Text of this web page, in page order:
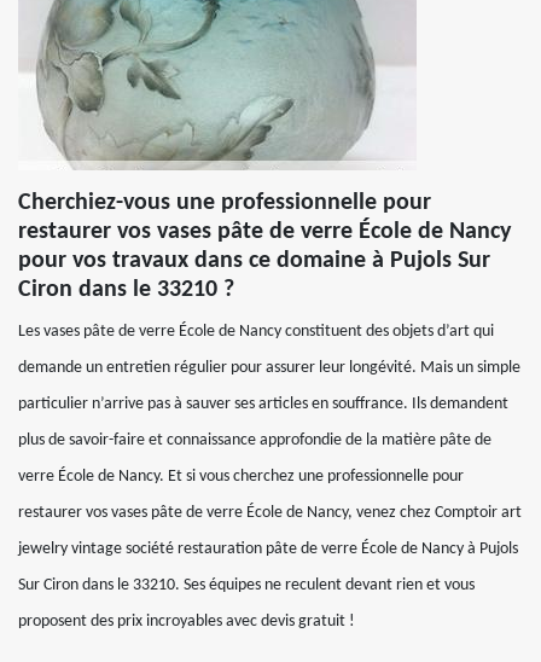
Cherchiez-vous une professionnelle pour
restaurer vos vases pâte de verre École de Nancy
pour vos travaux dans ce domaine à Pujols Sur
Ciron dans le 33210 ?
Les vases pâte de verre École de Nancy constituent des objets d’art qui
demande un entretien régulier pour assurer leur longévité. Mais un simple
particulier n’arrive pas à sauver ses articles en souffrance. Ils demandent
plus de savoir-faire et connaissance approfondie de la matière pâte de
verre École de Nancy. Et si vous cherchez une professionnelle pour
restaurer vos vases pâte de verre École de Nancy, venez chez Comptoir art
jewelry vintage société restauration pâte de verre École de Nancy à Pujols
Sur Ciron dans le 33210. Ses équipes ne reculent devant rien et vous
proposent des prix incroyables avec devis gratuit !